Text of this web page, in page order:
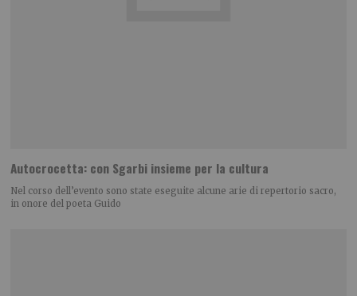
Autocrocetta: con Sgarbi insieme per la cultura
Nel corso dell’evento sono state eseguite alcune arie di repertorio sacro,
in onore del poeta Guido